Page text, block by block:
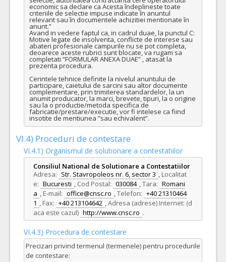
economic sa declare ca Acesta îndeplineste toate
criteriile de selectie impuse indicate în anuntul
relevant sau în documentele achizitiei mentionate în
anunt.”
Avand in vedere faptul ca, in cadrul duae, la punctul C:
Motive legate de insolventa, conflicte de interese sau
abateri profesionale campurile nu se pot completa,
deoarece aceste rubrici sunt blocate, va rugam sa
completati “FORMULAR ANEXA DUAE” , atasat la
prezenta procedura.
Cerintele tehnice definite la nivelul anuntului de
participare, caietului de sarcini sau altor documente
complementare, prin trimiterea standardelor, la un
anumit producator, la marci, brevete, tipuri, la o origine
sau la o productie/metoda specifica de
fabricatie/prestare/executie, vor fi intelese ca fiind
insotite de mentiunea ”sau echivalent”.
VI.4) Proceduri de contestare
VI.4.1) Organismul de solutionare a contestatiilor
Consiliul National de Solutionare a Contestatiilor
Adresa: Str. Stavropoleos nr. 6, sector 3 , Localitat
e: Bucuresti , Cod Postal: 030084 ,Tara: Romani
a , E-mail: office@cnsc.ro ,Telefon: +40 21310464
1 , Fax: +40 213104642 ,Adresa (adrese) Internet: (d
aca este cazul) http://www.cnsc.ro .
VI.4.3) Procedura de contestare
Precizari privind termenul (termenele) pentru procedurile
de contestare: